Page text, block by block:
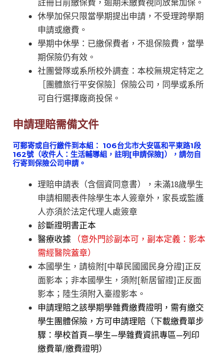
註冊日前繳保費，逾期未繳費視同放棄加保。
休學加保只限當學期提出申請，不受理跨學期
申請或繳費。
學期中休學：已繳保費者，不退保險費，當學
期保險仍有效。
社團營隊或系所校外調查：本校無規定特定之
［團體旅行平安保險］保險公司，同學或系所
可自行選擇廠商投保。
申請理賠需備文件
可郵寄或自行繳件到本組： 106台北市大安區和平東路1段
162號（收件人：生活輔導組，註明[申請保險]），請勿自
行寄到保險公司申請。
理賠申請表（含個資同意書），未滿18歲學生
申請相關表件除學生本人簽章外，家長或監護
人亦須於法定代理人處簽章
診斷證明書正本
醫療收據
（意外門診副本可，副本定義：影本
需經醫院蓋章）
本國學生，請檢附[中華民國國民身分證]正反
面影本；非本國學生，須附[新居留證]正反面
影本；陸生須附入臺證影本。
申請理賠之該學期學雜費繳費證明，需有繳交
學生團體保險，方可申請理賠（下載繳費單步
驟：學校首頁—學生—學雜費資訊專區—列印
繳費單/繳費證明）